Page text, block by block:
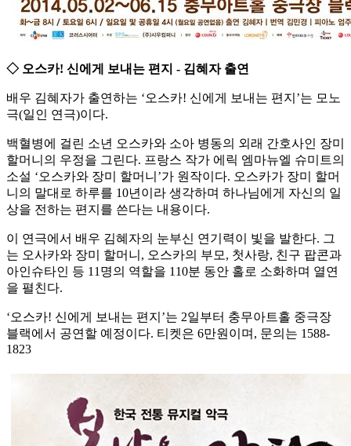
◇ 오스카! 신에게 보내는 편지 - 김혜자 출연
배우 김혜자가 출연하는 ‘오스카! 신에게 보내는 편지’는 모노
극(일인 연극)이다.
백혈병에 걸린 소년 오스카와 소아 병동의 외래 간호사인 장미
할머니의 우정을 그린다. 프랑스 작가 에릭 엠마뉴엘 슈미트의
소설 ‘오스카와 장미 할머니’가 원작이다. 오스카가 장미 할머
니의 말대로 하루를 10년이라 생각하며 하나님에게 자신의 일
상을 전하는 편지를 쓴다는 내용이다.
이 연극에서 배우 김혜자의 눈부신 연기력이 빛을 발한다. 그
는 오사카와 장미 할머니, 오스카의 부모, 첫사랑, 친구 팝콘과
아인슈타인 등 11명의 역할을 110분 동안 홀로 소화하며 열연
을 펼친다.
‘오스카! 신에게 보내는 편지’는 2일부터 충무아트홀 중극장
블랙에서 공연할 예정이다. 티켓은 6만원이며, 문의는 1588-
1823